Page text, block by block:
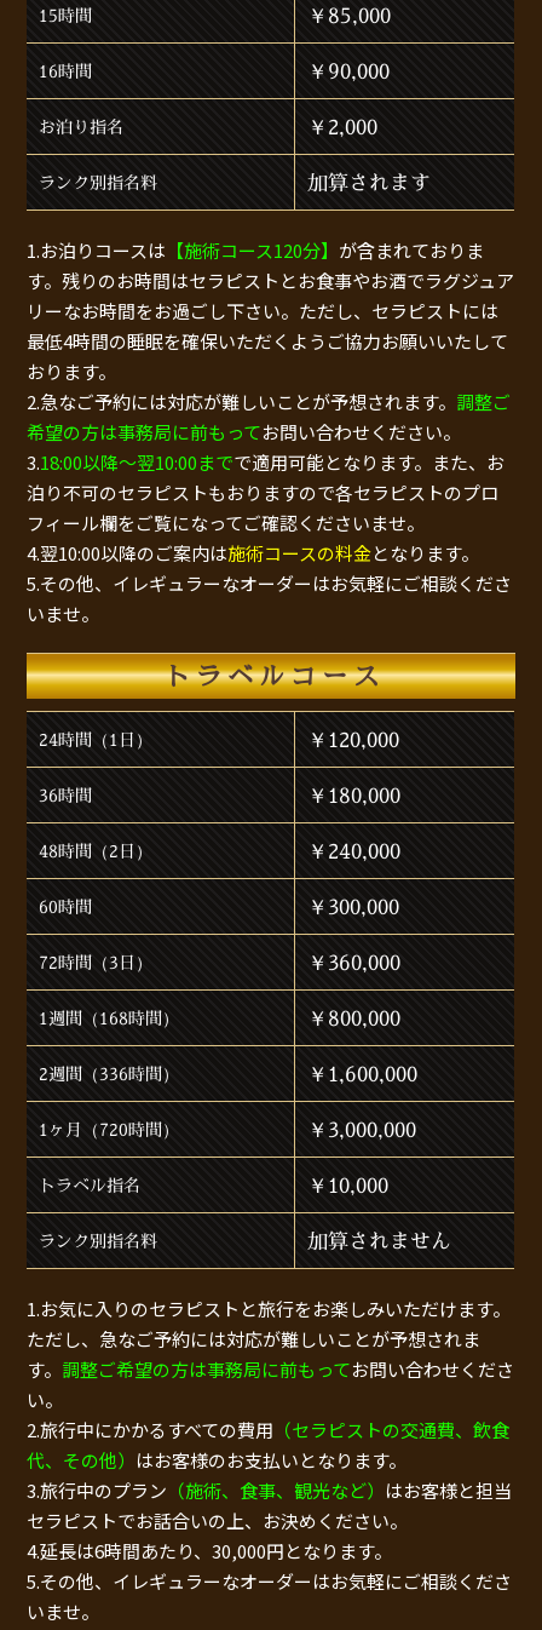
15時間 ￥85,000
16時間 ￥90,000
お泊り指名 ￥2,000
ランク別指名料 加算されます
1.お泊りコースは 【施術コース120分】 が含まれておりま
す。残りのお時間はセラピストとお食事やお酒でラグジュア
リーなお時間をお過ごし下さい。ただし、セラピストには
最低4時間の睡眠を確保いただくようご協力お願いいたして
おります。
2.急なご予約には対応が難しいことが予想されます。 調整ご
希望の方は事務局に前もってお問い合わせください。
3.18:00以降～翌10:00までで適用可能となります。また、お
泊り不可のセラピストもおりますので各セラピストのプロ
フィール欄をご覧になってご確認くださいませ。
4.翌10:00以降のご案内は施術コースの料金となります。
5.その他、イレギュラーなオーダーはお気軽にご相談くださ
いませ。
トラベルコース
24時間（1日） ￥120,000
36時間 ￥180,000
48時間（2日） ￥240,000
60時間 ￥300,000
72時間（3日） ￥360,000
1週間（168時間） ￥800,000
2週間（336時間） ￥1,600,000
1ヶ月（720時間） ￥3,000,000
トラベル指名 ￥10,000
ランク別指名料 加算されません
1.お気に入りのセラピストと旅行をお楽しみいただけます。
ただし、急なご予約には対応が難しいことが予想されま
す。 調整ご希望の方は事務局に前もってお問い合わせくださ
い。
2.旅行中にかかるすべての費用 （セラピストの交通費、飲食
代、その他） はお客様のお支払いとなります。
3.旅行中のプラン （施術、食事、観光など） はお客様と担当
セラピストでお話合いの上、お決めください。
4.延長は6時間あたり、30,000円となります。
5.その他、イレギュラーなオーダーはお気軽にご相談くださ
いませ。